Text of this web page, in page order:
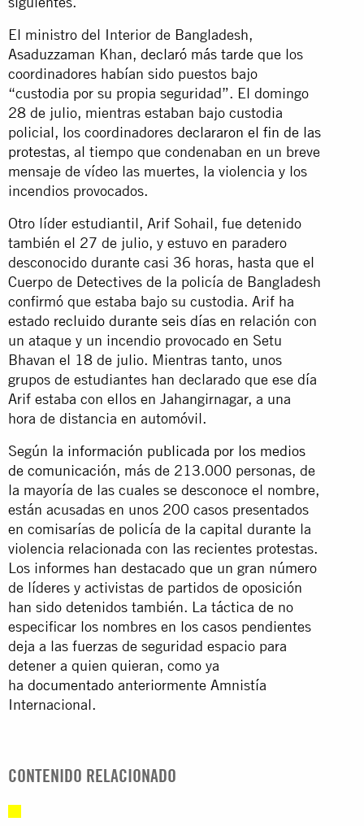
El ministro del Interior de Bangladesh,
Asaduzzaman Khan, declaró más tarde que los
coordinadores habían sido puestos bajo
“custodia por su propia seguridad”. El domingo
28 de julio, mientras estaban bajo custodia
policial, los coordinadores declararon el fin de las
protestas, al tiempo que condenaban en un breve
mensaje de vídeo las muertes, la violencia y los
incendios provocados.
Otro líder estudiantil, Arif Sohail, fue detenido
también el 27 de julio, y estuvo en paradero
desconocido durante casi 36 horas, hasta que el
Cuerpo de Detectives de la policía de Bangladesh
confirmó que estaba bajo su custodia. Arif ha
estado recluido durante seis días en relación con
un ataque y un incendio provocado en Setu
Bhavan el 18 de julio. Mientras tanto, unos
grupos de estudiantes han declarado que ese día
Arif estaba con ellos en Jahangirnagar, a una
hora de distancia en automóvil.
Según la información publicada por los medios
de comunicación, más de 213.000 personas, de
la mayoría de las cuales se desconoce el nombre,
están acusadas en unos 200 casos presentados
en comisarías de policía de la capital durante la
violencia relacionada con las recientes protestas.
Los informes han destacado que un gran número
de líderes y activistas de partidos de oposición
han sido detenidos también. La táctica de no
especificar los nombres en los casos pendientes
deja a las fuerzas de seguridad espacio para
detener a quien quieran, como ya
ha documentado anteriormente Amnistía
Internacional.
CONTENIDO RELACIONADO